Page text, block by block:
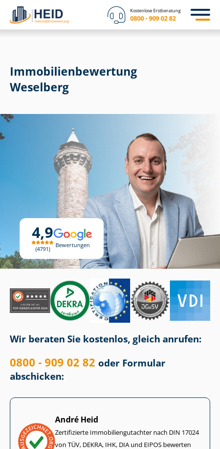
Kostenlose Erstberatung
0800 - 909 02 82
4,9
4791
Bewertungen
Immobilien­bewertung
Weselberg
Wir beraten Sie kostenlos, gleich anrufen:
0800 - 909 02 82 oder Formular
abschicken:
André Heid
Zertifizierte Im­mo­bi­li­en­gut­ach­ter nach DIN 17024
von TÜV, DEKRA, IHK, DIA und EIPOS bewerten